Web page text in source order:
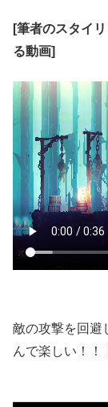
[筆者のスタイ
る動画]
敵の攻撃を回避
んで楽しい！！